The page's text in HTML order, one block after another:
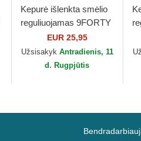
Kepurė išlenkta smėlio
reguliuojamas 9FORTY
League Essential New
York Yankees MLB
New Era
EUR 25,95
Užsisakyk Antradienis, 11
d. Rugpjūtis